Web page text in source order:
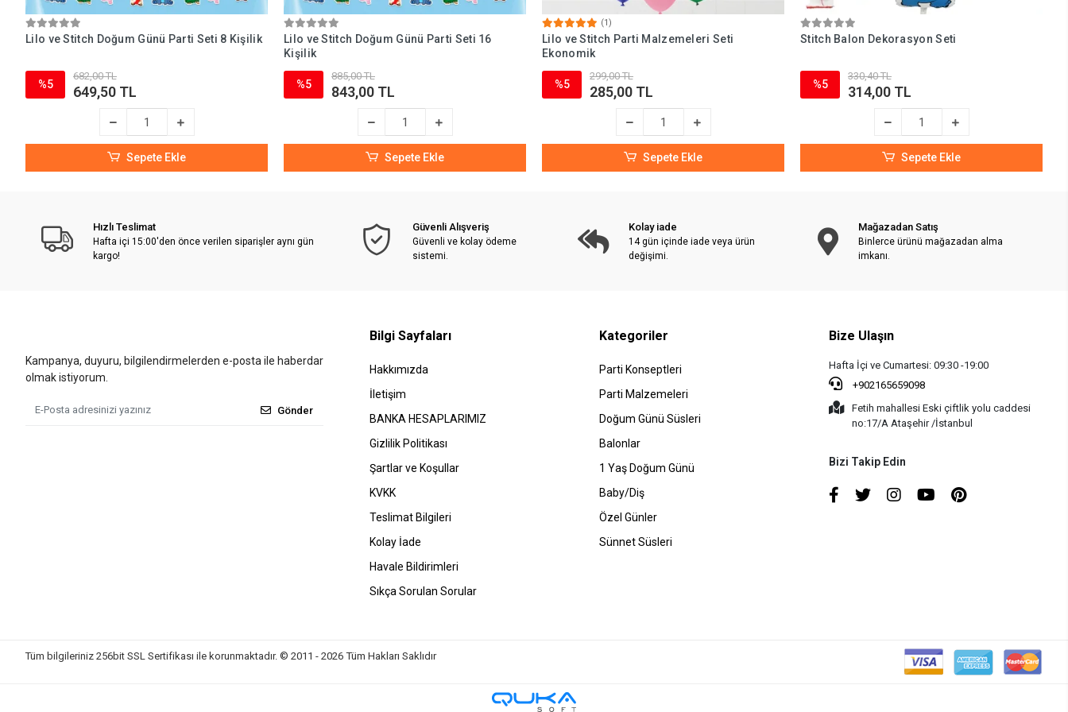
Lilo ve Stitch Doğum Günü Parti Seti 8 Kişilik
%5
682,00 TL
649,50 TL
Sepete Ekle
Lilo ve Stitch Doğum Günü Parti Seti 16
Kişilik
%5
885,00 TL
843,00 TL
Sepete Ekle
(1)
Lilo ve Stitch Parti Malzemeleri Seti
Ekonomik
%5
299,00 TL
285,00 TL
Sepete Ekle
Stitch Balon Dekorasyon Seti
%5
330,40 TL
314,00 TL
Sepete Ekle
Hızlı Teslimat
Hafta içi 15:00'den önce verilen siparişler aynı gün
kargo!
Güvenli Alışveriş
Güvenli ve kolay ödeme
sistemi.
Kolay iade
14 gün içinde iade veya ürün
değişimi.
Mağazadan Satış
Binlerce ürünü mağazadan alma
imkanı.
Kampanya, duyuru, bilgilendirmelerden e-posta ile haberdar
olmak istiyorum.
Gönder
Bilgi Sayfaları
Hakkımızda
İletişim
BANKA HESAPLARIMIZ
Gizlilik Politikası
Şartlar ve Koşullar
KVKK
Teslimat Bilgileri
Kolay İade
Havale Bildirimleri
Sıkça Sorulan Sorular
Kategoriler
Parti Konseptleri
Parti Malzemeleri
Doğum Günü Süsleri
Balonlar
1 Yaş Doğum Günü
Baby/Diş
Özel Günler
Sünnet Süsleri
Bize Ulaşın
Hafta İçi ve Cumartesi: 09:30 -19:00
+902165659098
Fetih mahallesi Eski çiftlik yolu caddesi
no:17/A Ataşehir /İstanbul
Bizi Takip Edin
Tüm bilgileriniz 256bit SSL Sertifikası ile korunmaktadır. © 2011 - 2026 Tüm Hakları Saklıdır